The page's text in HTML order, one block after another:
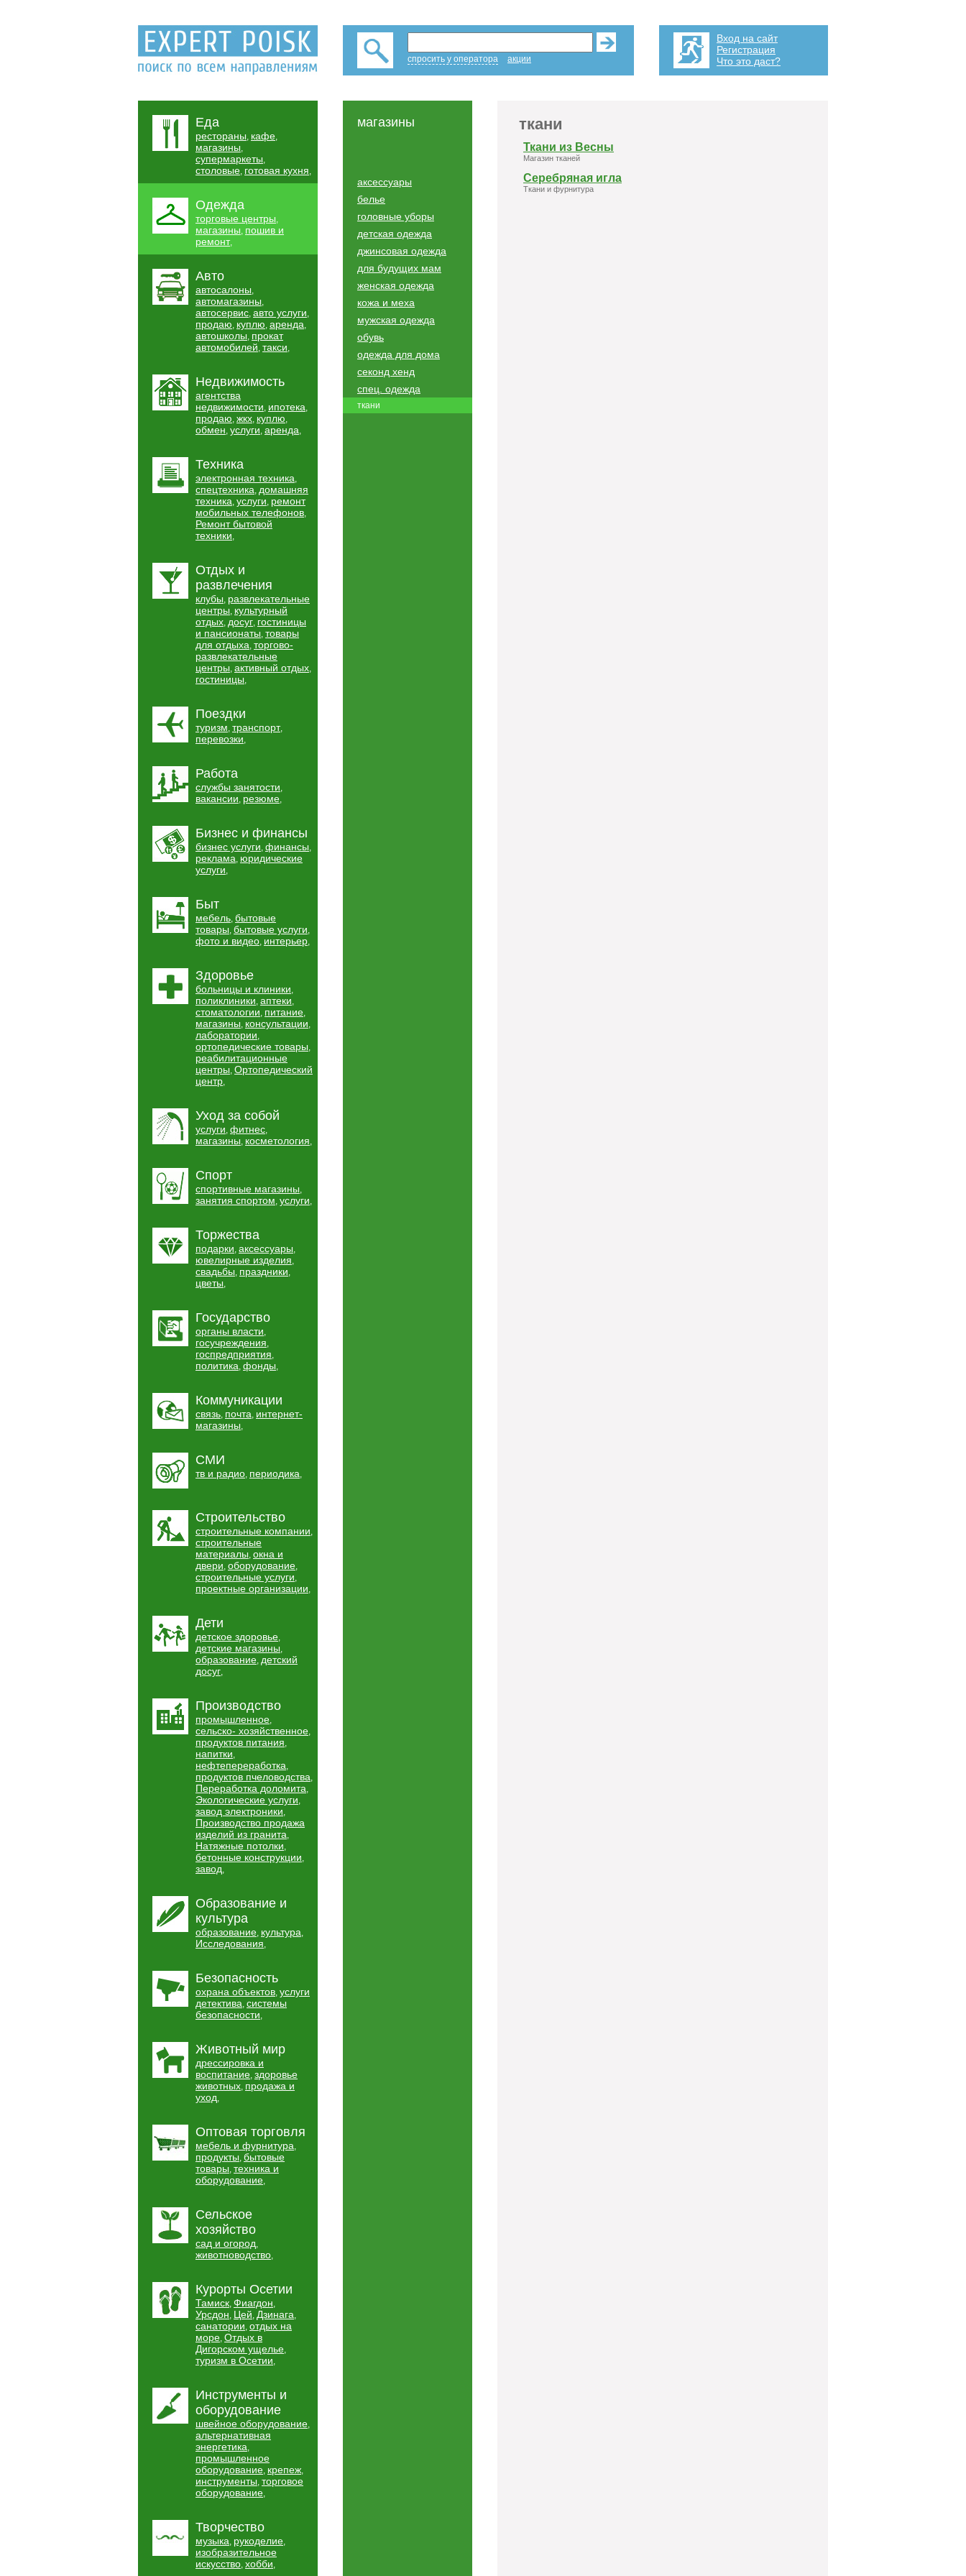
спросить у оператора акции
Вход на сайт
Регистрация
Что это даст?
Еда
рестораны, кафе,
магазины,
супермаркеты,
столовые, готовая кухня,
Одежда
торговые центры,
магазины, пошив и
ремонт,
Авто
автосалоны,
автомагазины,
автосервис, авто услуги,
продаю, куплю, аренда,
автошколы, прокат
автомобилей, такси,
Недвижимость
агентства
недвижимости, ипотека,
продаю, жкх, куплю,
обмен, услуги, аренда,
Техника
электронная техника,
спецтехника, домашняя
техника, услуги, ремонт
мобильных телефонов,
Ремонт бытовой
техники,
Отдых и
развлечения
клубы, развлекательные
центры, культурный
отдых, досуг, гостиницы
и пансионаты, товары
для отдыха, торгово-
развлекательные
центры, активный отдых,
гостиницы,
Поездки
туризм, транспорт,
перевозки,
Работа
службы занятости,
вакансии, резюме,
Бизнес и финансы
бизнес услуги, финансы,
реклама, юридические
услуги,
Быт
мебель, бытовые
товары, бытовые услуги,
фото и видео, интерьер,
Здоровье
больницы и клиники,
поликлиники, аптеки,
стоматологии, питание,
магазины, консультации,
лаборатории,
ортопедические товары,
реабилитационные
центры, Ортопедический
центр,
Уход за собой
услуги, фитнес,
магазины, косметология,
Спорт
спортивные магазины,
занятия спортом, услуги,
Торжества
подарки, аксессуары,
ювелирные изделия,
свадьбы, праздники,
цветы,
Государство
органы власти,
госучреждения,
госпредприятия,
политика, фонды,
Коммуникации
связь, почта, интернет-
магазины,
СМИ
тв и радио, периодика,
Строительство
строительные компании,
строительные
материалы, окна и
двери, оборудование,
строительные услуги,
проектные организации,
Дети
детское здоровье,
детские магазины,
образование, детский
досуг,
Производство
промышленное,
сельско- хозяйственное,
продуктов питания,
напитки,
нефтепереработка,
продуктов пчеловодства,
Переработка доломита,
Экологические услуги,
завод электроники,
Производство продажа
изделий из гранита,
Натяжные потолки,
бетонные конструкции,
завод,
Образование и
культура
образование, культура,
Исследования,
Безопасность
охрана объектов, услуги
детектива, системы
безопасности,
Животный мир
дрессировка и
воспитание, здоровье
животных, продажа и
уход,
Оптовая торговля
мебель и фурнитура,
продукты, бытовые
товары, техника и
оборудование,
Сельское
хозяйство
сад и огород,
животноводство,
Курорты Осетии
Тамиск, Фиагдон,
Урсдон, Цей, Дзинага,
санатории, отдых на
море, Отдых в
Дигорском ущелье,
туризм в Осетии,
Инструменты и
оборудование
швейное оборудование,
альтернативная
энергетика,
промышленное
оборудование, крепеж,
инструменты, торговое
оборудование,
Творчество
музыка, рукоделие,
изобразительное
искусство, хобби,
магазины
аксессуары
белье
головные уборы
детская одежда
джинсовая одежда
для будущих мам
женская одежда
кожа и меха
мужская одежда
обувь
одежда для дома
секонд хенд
спец. одежда
ткани
ткани
Ткани из Весны
Магазин тканей
Серебряная игла
Ткани и фурнитура